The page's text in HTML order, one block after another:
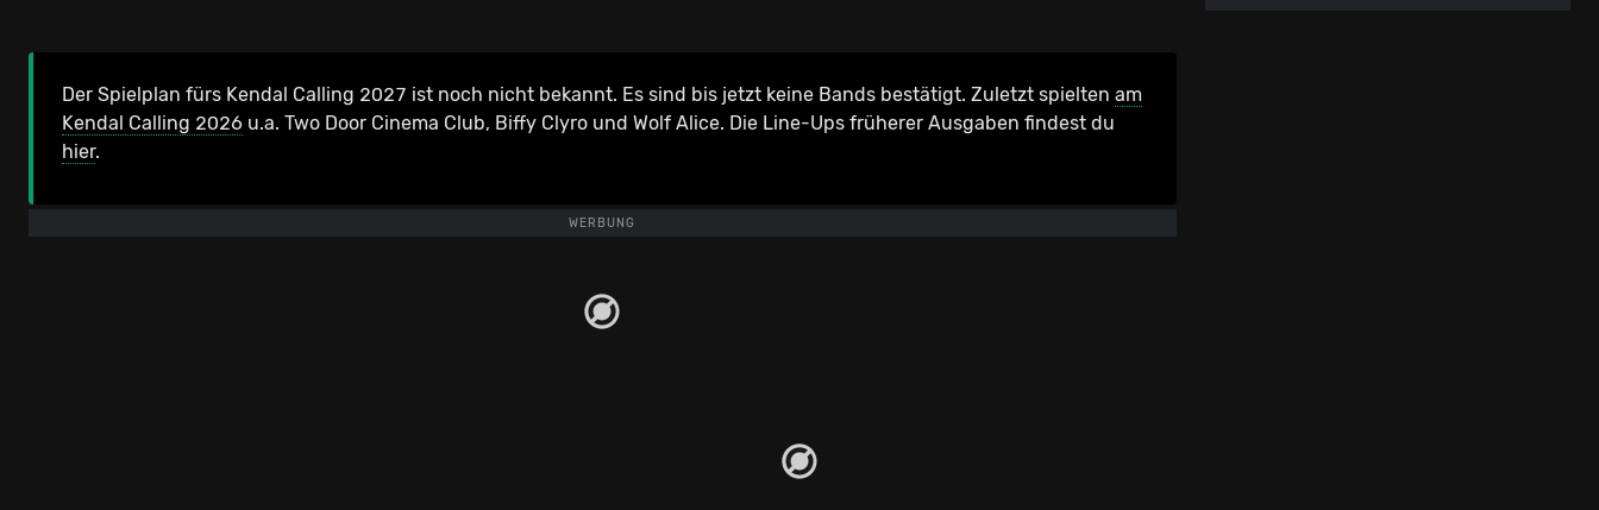
Der Spielplan fürs Kendal Calling 2027 ist noch nicht bekannt. Es sind bis jetzt keine Bands bestätigt. Zuletzt spielten am
Kendal Calling 2026 u.a. Two Door Cinema Club, Biffy Clyro und Wolf Alice. Die Line-Ups früherer Ausgaben findest du
hier.
WERBUNG